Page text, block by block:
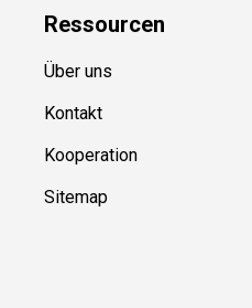
Ressourcen
Über uns
Kontakt
Kooperation
Sitemap